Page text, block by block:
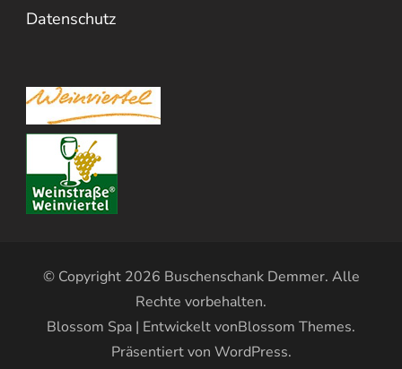
Datenschutz
© Copyright 2026 Buschenschank Demmer. Alle
Rechte vorbehalten.
Blossom Spa | Entwickelt vonBlossom Themes.
Präsentiert von WordPress.